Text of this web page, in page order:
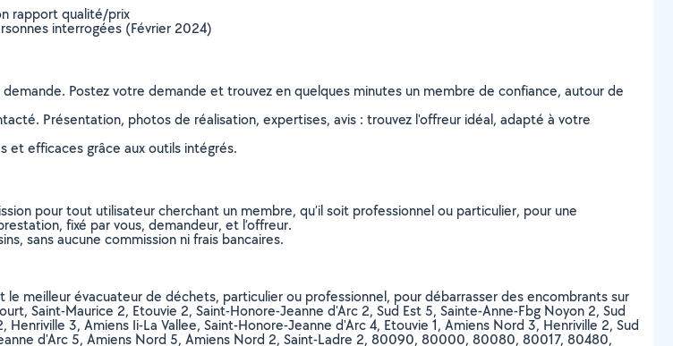
rapport qualité/prix
interrogées (Février 2024)
Postez votre demande et trouvez en quelques minutes un membre de confiance, autour de
Présentation, photos de réalisation, expertises, avis : trouvez l'offreur idéal, adapté à votre
et efficaces grâce aux outils intégrés.
pour tout utilisateur cherchant un membre, qu’il soit professionnel ou particulier, pour une
fixé par vous, demandeur, et l’offreur.
sans aucune commission ni frais bancaires.
meilleur évacuateur de déchets, particulier ou professionnel, pour débarrasser des encombrants sur
Saint-Maurice 2, Etouvie 2, Saint-Honore-Jeanne d'Arc 2, Sud Est 5, Sainte-Anne-Fbg Noyon 2, Sud
3, Amiens Ii-La Vallee, Saint-Honore-Jeanne d'Arc 4, Etouvie 1, Amiens Nord 3, Henriville 2, Sud
d'Arc 5, Amiens Nord 5, Amiens Nord 2, Saint-Ladre 2, 80090, 80000, 80080, 80017, 80480,